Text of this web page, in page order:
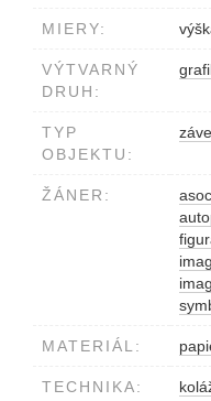
MIERY:
VÝTVARNÝ
DRUH:
TYP
OBJEKTU:
ŽÁNER:
MATERIÁL:
TECHNIKA: